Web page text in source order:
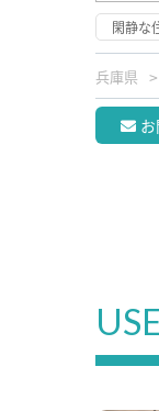
閑静な
兵庫県